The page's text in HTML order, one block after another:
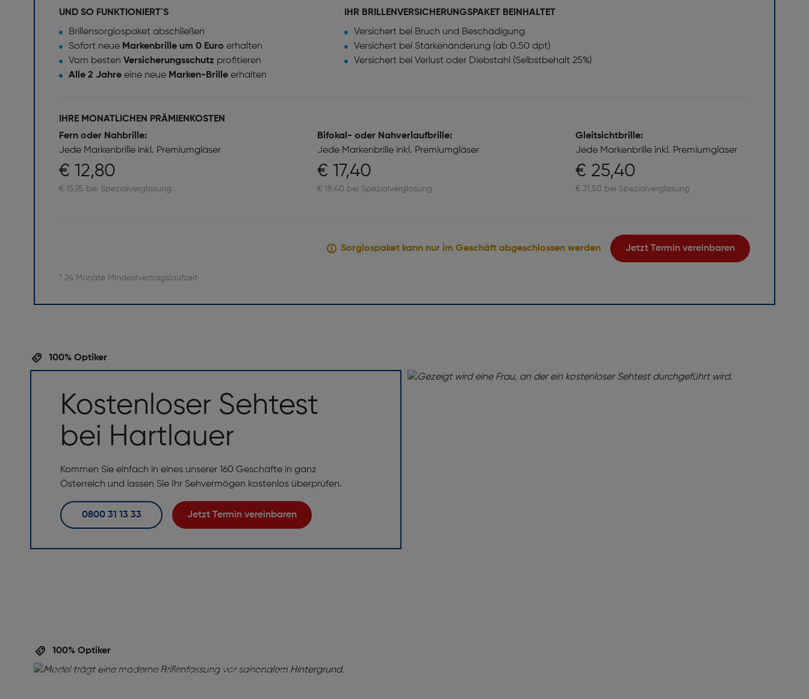
UND SO FUNKTIONIERT`S
Brillensorglospaket abschließen
Sofort neue Markenbrille um 0 Euro erhalten
Vom besten Versicherungsschutz profitieren
Alle 2 Jahre eine neue Marken-Brille erhalten
IHR BRILLENVERSICHERUNGSPAKET BEINHALTET
Versichert bei Bruch und Beschädigung
Versichert bei Stärkenänderung (ab 0.50 dpt)
Versichert bei Verlust oder Diebstahl (Selbstbehalt 25%)
IHRE MONATLICHEN PRÄMIENKOSTEN
Fern oder Nahbrille:
Jede Markenbrille inkl. Premiumgläser
€ 12,80
€ 15,95 bei Spezialverglasung
Bifokal- oder Nahverlaufbrille:
Jede Markenbrille inkl. Premiumgläser
€ 17,40
€ 18,40 bei Spezialverglasung
Gleitsichtbrille:
Jede Markenbrille inkl. Premiumgläser
€ 25,40
€ 31,50 bei Spezialverglasung
Sorglospaket kann nur im Geschäft abgeschlossen werden Jetzt Termin vereinbaren
* 24 Monate Mindestvertragslaufzeit
100% Optiker
Kostenloser Sehtest
bei Hartlauer
Kommen Sie einfach in eines unserer 160 Geschäfte in ganz
Österreich und lassen Sie Ihr Sehvermögen kostenlos überprüfen.
0800 31 13 33 Jetzt Termin vereinbaren
100% Optiker
Ihre Augen verdienen die beste Betreuung! Vereinbaren Sie
jetzt einen Termin für eine persönliche Brillenberatung